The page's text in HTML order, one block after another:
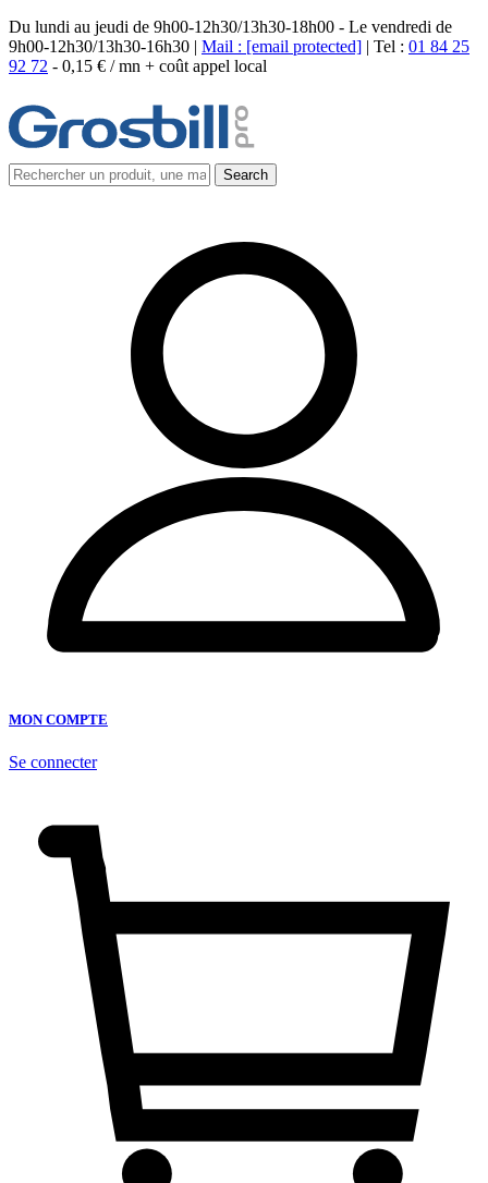
Du lundi au jeudi de 9h00-12h30/13h30-18h00 - Le vendredi de
9h00-12h30/13h30-16h30 | Mail : [email protected] | Tel : 01 84 25
92 72 - 0,15 € / mn + coût appel local
MON COMPTE
Se connecter